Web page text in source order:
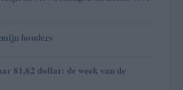
houders
81,62 dollar: de week van de